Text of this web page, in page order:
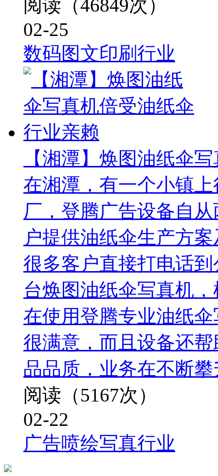
阅读（46849次）
02-25
数码图文印刷行业
【湘潭】焕图油纸伞
在湘潭，有一个小镇
厂，登腾广告设备自
户提供油纸伞生产方
很多客户直接打电话
台焕图油纸伞写真机
在使用登腾专业油纸
很满意，而且设备还
品品质，业务在不断攀
阅读（5167次）
02-22
广告喷绘写真行业